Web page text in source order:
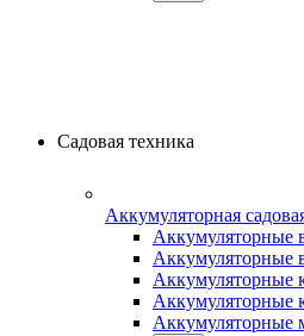
Садовая техника
Аккумуляторная
Аккумуляторные
Аккумуляторные
Аккумуляторные
Аккумуляторные
Аккумуляторные